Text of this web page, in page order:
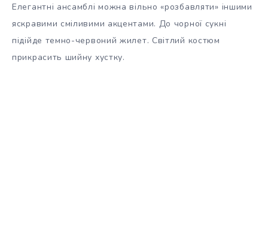
Елегантні ансамблі можна вільно «розбавляти» іншими
яскравими сміливими акцентами. До чорної сукні
підійде темно-червоний жилет. Світлий костюм
прикрасить шийну хустку.